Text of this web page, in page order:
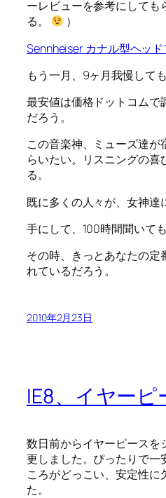
ーレビューを参考にしても
る。
）
Sennheiser カナル型ヘッド
もう一月、9ヶ月我慢して
最安値は価格ドットコムで
だろう。
この音楽神、ミューズ達が
らいたい。リスニングの
る。
既に多くの人々が、女神達
手にして、100時間聞いても
その時、きっとあなたの定
れているだろう。
2010年2月23日
IE8、イヤー
数日前からイヤーピースを
更しました。ぴったりで一
ころがどっこい、安定性に
た。